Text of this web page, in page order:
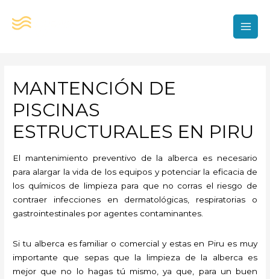
MANTENCIÓN DE
PISCINAS
ESTRUCTURALES EN PIRU
El mantenimiento preventivo de la alberca es necesario
para alargar la vida de los equipos y potenciar la eficacia de
los químicos de limpieza para que no corras el riesgo de
contraer infecciones en dermatológicas, respiratorias o
gastrointestinales por agentes contaminantes.
Si tu alberca es familiar o comercial y estas en Piru es muy
importante que sepas que la limpieza de la alberca es
mejor que no lo hagas tú mismo, ya que, para un buen